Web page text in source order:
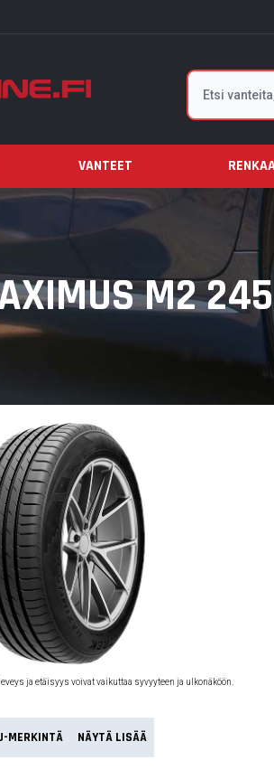
Etsi
VANTEET
M2
ja etäisyys voivat vaikuttaa syvyyteen ja ulkonäköön.
MERKINTÄ NÄYTÄ LISÄÄ